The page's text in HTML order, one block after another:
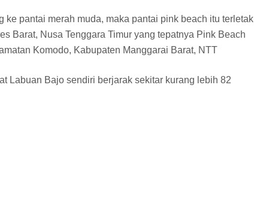
ke pantai merah muda, maka pantai pink beach itu terletak
Barat, Nusa Tenggara Timur yang tepatnya Pink Beach
Komodo, Kabupaten Manggarai Barat, NTT
Labuan Bajo sendiri berjarak sekitar kurang lebih 82